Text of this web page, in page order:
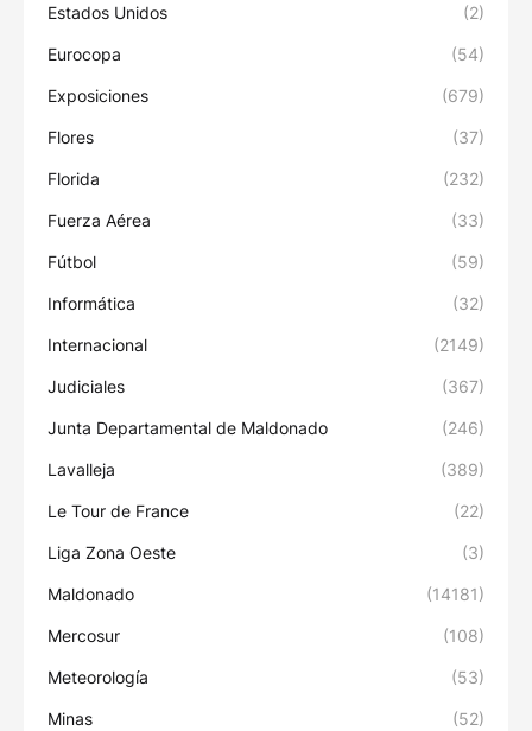
Estados Unidos (2)
Eurocopa (54)
Exposiciones (679)
Flores (37)
Florida (232)
Fuerza Aérea (33)
Fútbol (59)
Informática (32)
Internacional (2149)
Judiciales (367)
Junta Departamental de Maldonado (246)
Lavalleja (389)
Le Tour de France (22)
Liga Zona Oeste (3)
Maldonado (14181)
Mercosur (108)
Meteorología (53)
Minas (52)